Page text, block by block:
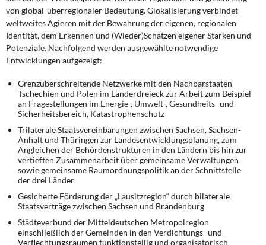
von global-überregionaler Bedeutung. Glokalisierung verbindet
weltweites Agieren mit der Bewahrung der eigenen, regionalen
Identität, dem Erkennen und (Wieder)Schätzen eigener Stärken und
Potenziale. Nachfolgend werden ausgewählte notwendige
Entwicklungen aufgezeigt:
Grenzüberschreitende Netzwerke mit den Nachbarstaaten
Tschechien und Polen im Länderdreieck zur Arbeit zum Beispiel
an Fragestellungen im Energie-, Umwelt-, Gesundheits- und
Sicherheitsbereich, Katastrophenschutz
Trilaterale Staatsvereinbarungen zwischen Sachsen, Sachsen-
Anhalt und Thüringen zur Landesentwicklungsplanung, zum
Angleichen der Behördenstrukturen in den Ländern bis hin zur
vertieften Zusammenarbeit über gemeinsame Verwaltungen
sowie gemeinsame Raumordnungspolitik an der Schnittstelle
der drei Länder
Gesicherte Förderung der „Lausitzregion“ durch bilaterale
Staatsverträge zwischen Sachsen und Brandenburg
Städteverbund der Mitteldeutschen Metropolregion
einschließlich der Gemeinden in den Verdichtungs- und
Verflechtungsräumen funktionsteilig und organisatorisch